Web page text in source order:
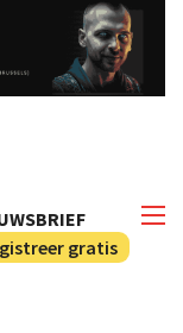
gratis